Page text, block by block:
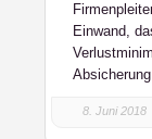
Einwand,
8. Juni 2018